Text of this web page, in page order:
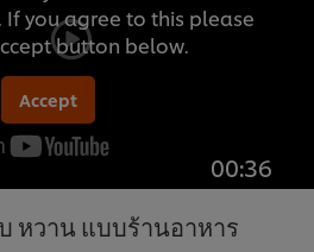
you agree to this please
button below.
Accept
00:36
หวาน แบบร้านอาหาร